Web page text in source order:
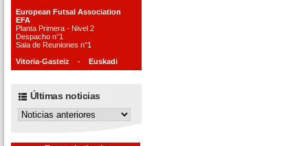
European Futsal Association
EFA
Planta Primera - Nivel 2
Despacho n°1
Sala de Reuniones n°1
Vitoria-Gasteiz - Euskadi
Últimas noticias